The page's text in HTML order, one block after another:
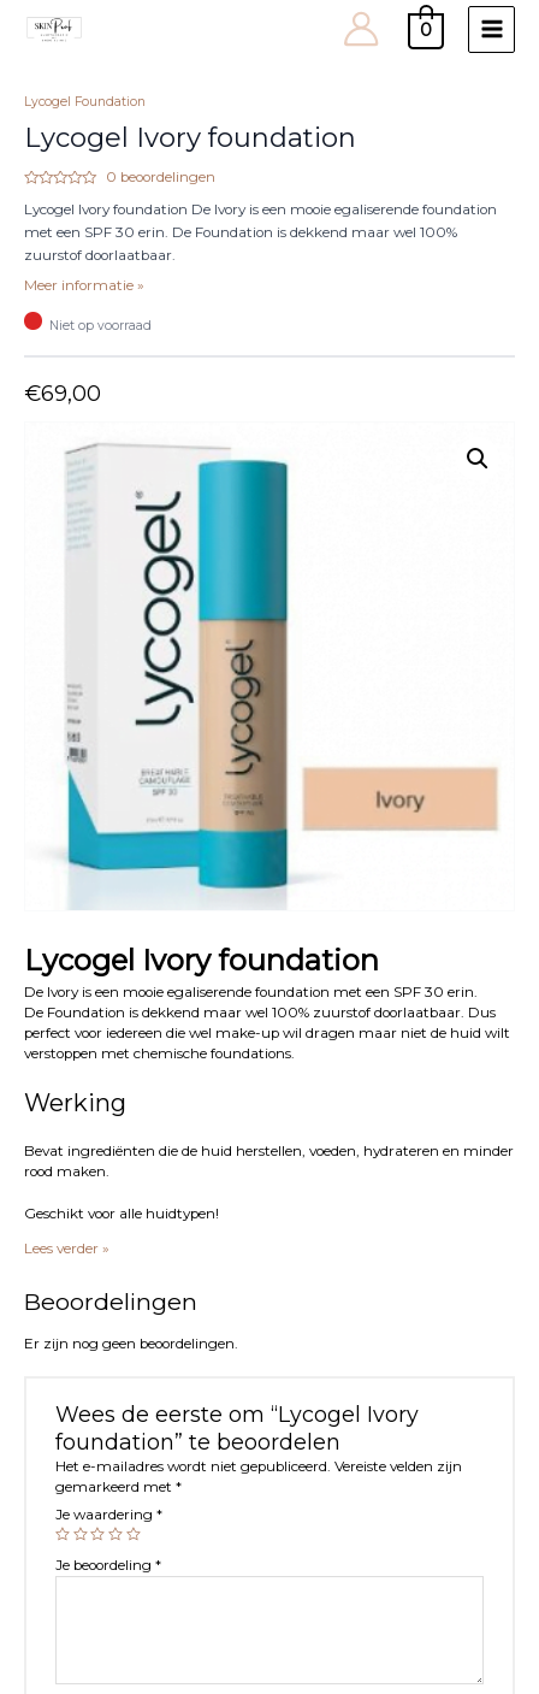
0
Main
Lycogel Foundation
Lycogel Ivory foundation
0
5
0 beoordelingen
Lycogel Ivory foundation De Ivory is een mooie egaliserende foundation
met een SPF 30 erin. De Foundation is dekkend maar wel 100%
zuurstof doorlaatbaar.
Meer informatie »
Niet op voorraad
€69,00
Lycogel Ivory foundation
De Ivory is een mooie egaliserende foundation met een SPF 30 erin.
De Foundation is dekkend maar wel 100% zuurstof doorlaatbaar. Dus
perfect voor iedereen die wel make-up wil dragen maar niet de huid wilt
verstoppen met chemische foundations.
Werking
Bevat ingrediënten die de huid herstellen, voeden, hydrateren en minder
rood maken.
Geschikt voor alle huidtypen!
Lees verder »
Beoordelingen
Er zijn nog geen beoordelingen.
Wees de eerste om “Lycogel Ivory
foundation” te beoordelen
Het e-mailadres wordt niet gepubliceerd. Vereiste velden zijn
gemarkeerd met *
Je waardering *
Je beoordeling *